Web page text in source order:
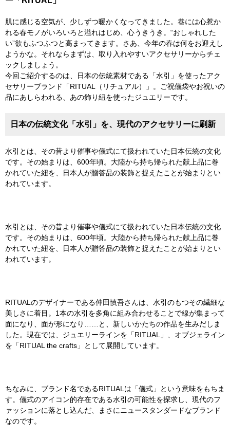
肌に感じる空気が、少しずつ暖かくなってきました。巷には心惹か
れる春モノがいろいろと溢れはじめ、心うきうき。“おしゃれした
い”欲もふつふつと高まってきます。さあ、今年の春は何をお迎えし
ようかな。それならまずは、取り入れやすいアクセサリーからチェ
ックしましょう。
今回ご紹介するのは、日本の伝統素材である「水引」を使ったアク
セサリーブランド「RITUAL（リチュアル）」。ご祝儀袋やお祝いの
品にあしらわれる、あの飾り紐を使ったジュエリーです。
日本の伝統文化「水引」を、現代のアクセサリーに刷新
水引とは、その昔より催事や儀式にて扱われていた日本伝統の文化
です。その始まりは、600年頃。大陸から持ち帰られた献上品に巻
かれていた紐を、日本人が贈答品の装飾と捉えたことが始まりとい
われています。
水引とは、その昔より催事や儀式にて扱われていた日本伝統の文化
です。その始まりは、600年頃。大陸から持ち帰られた献上品に巻
かれていた紐を、日本人が贈答品の装飾と捉えたことが始まりとい
われています。
RITUALのデザイナーである仲田慎吾さんは、水引のもつその繊細な
美しさに着目。1本の水引を多角に組み合わせることで線が集まって
面になり、面が形になり……と、新しいかたちの作品を生みだしま
した。現在では、ジュエリーラインを「RITUAL」、オブジェライン
を「RITUAL the crafts」として展開しています。
ちなみに、ブランド名であるRITUALは「儀式」という意味をもちま
す。儀式のアイコン的存在である水引の可能性を探求し、現代のフ
ァッションに落とし込んだ、まさにニュースタンダードなブランド
なのです。